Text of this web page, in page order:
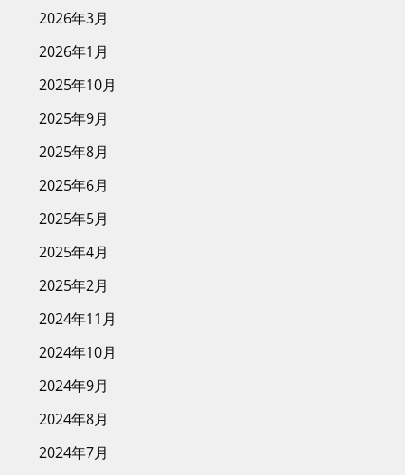
2026年3月
2026年1月
2025年10月
2025年9月
2025年8月
2025年6月
2025年5月
2025年4月
2025年2月
2024年11月
2024年10月
2024年9月
2024年8月
2024年7月